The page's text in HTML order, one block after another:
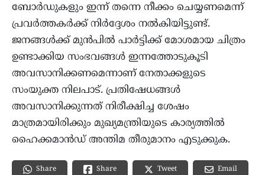
ബോർഡുകളും ഇന്ന് തന്നെ നീക്കം ചെയ്യണമെന്ന്
പ്രവർത്തകർക്ക് നിർദ്ദേശം നൽകിയിട്ടുണ്ട്.
ജനങ്ങൾക്ക് മുൻപിൽ പാർട്ടിക്ക് മോശമായ ചിത്രം
ഉണ്ടാക്കിയ സംഭവങ്ങൾ ഇന്നത്തോടുകൂടി
അവസാനിക്കണമെന്നാണ് നേതാക്കളുടെ
സംയുക്ത നിലപാട്. പ്രതിഷേധങ്ങൾ
അവസാനിക്കുന്നത് നിരീക്ഷിച്ച ശേഷം
മാത്രമായിരിക്കും മുഖ്യമന്ത്രിയുടെ കാര്യത്തിൽ
ഹൈക്കമാൻഡ് അന്തിമ തീരുമാനം എടുക്കുക.
Share Share Tweet Email